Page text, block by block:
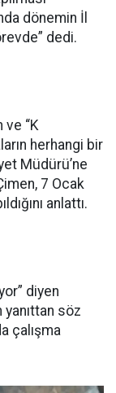
dönemin İl
dedi.
“K
herhangi bir
Müdürü’ne
7 Ocak
anlattı.
diyen
yanıttan söz
çalışma